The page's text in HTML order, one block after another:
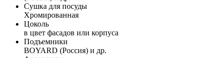
Сушка для посуды
Хромированная
Цоколь
в цвет фасадов или корпуса
Подъемники
BOYARD (Россия) и др.